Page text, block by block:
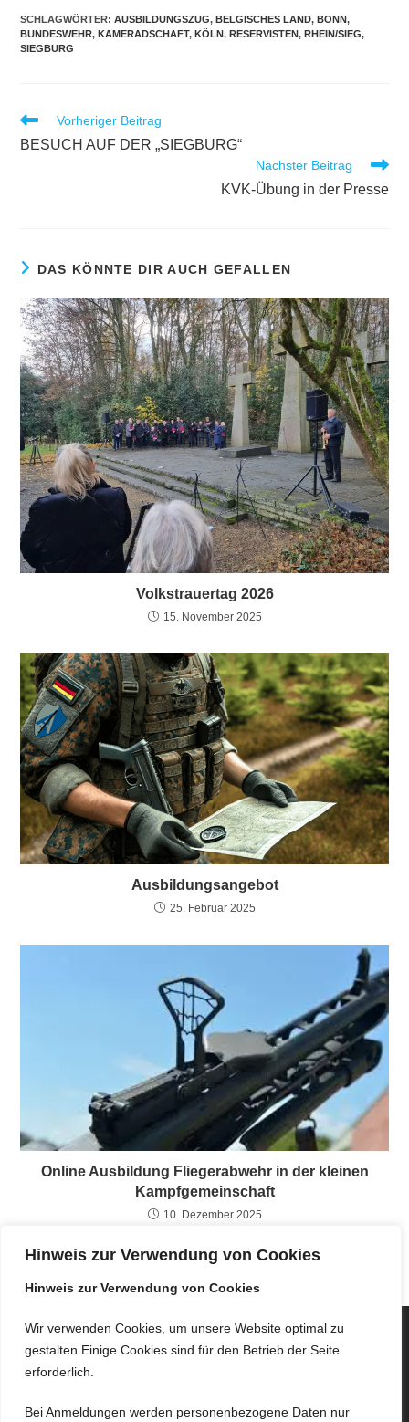
Hinweis zur Verwendung von Cookies
Hinweis zur Verwendung von Cookies
Wir verwenden Cookies, um unsere Website optimal zu
gestalten.Einige Cookies sind für den Betrieb der Seite
erforderlich.
Bei Anmeldungen werden personenbezogene Daten nur
SCHLAGWÖRTER:AUSBILDUNGSZUG, BELGISCHES LAND, BONN,
BUNDESWEHR, KAMERADSCHAFT, KÖLN, RESERVISTEN, RHEIN/SIEG,
SIEGBURG
Weitere
Artikel
ansehen
Vorheriger Beitrag
BESUCH AUF DER „SIEGBURG“
Nächster Beitrag
KVK-Übung in der Presse
DAS KÖNNTE DIR AUCH GEFALLEN
Volkstrauertag 2026
15. November 2025
Ausbildungsangebot
25. Februar 2025
Online Ausbildung Fliegerabwehr in der kleinen
Kampfgemeinschaft
10. Dezember 2025